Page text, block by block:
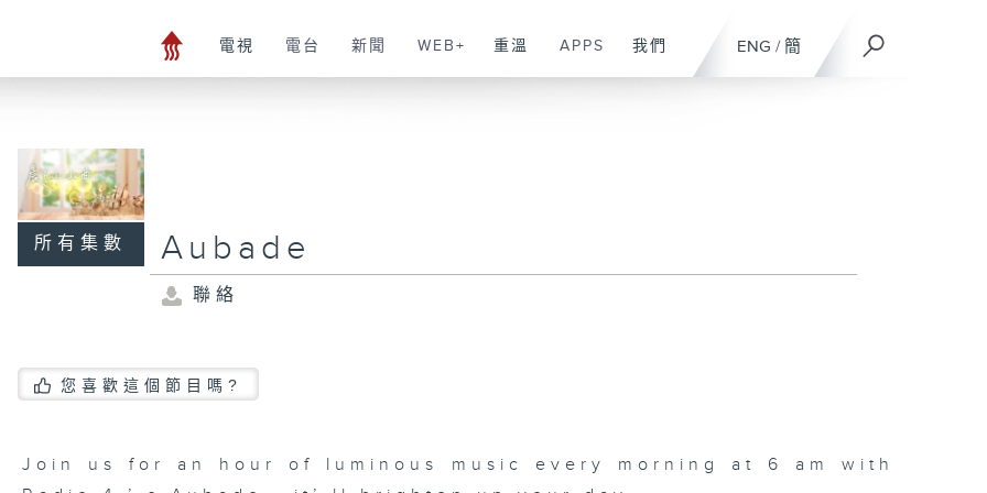
ENG / 簡
電視 電台 新聞 WEB+ 重溫 APPS 我們
所有集數 Aubade
聯絡
您喜歡這個節目嗎?
Join us for an hour of luminous music every morning at 6 am with